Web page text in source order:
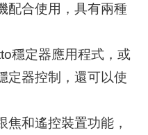
配合使用，具有兩種
穩定器應用程式，或
定器控制，還可以使
焦和遙控裝置功能，